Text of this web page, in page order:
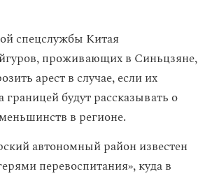
спецслужбы Китая
проживающих в Синьцзяне,
арест в случае, если их
границей будут рассказывать о
в регионе.
автономный район известен
перевоспитания», куда в